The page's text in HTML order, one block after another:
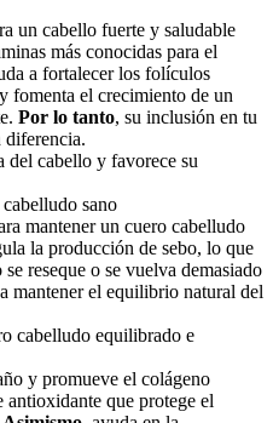
un cabello fuerte y saludable
más conocidas para el
a fortalecer los folículos
fomenta el crecimiento de un
Por lo tanto, su inclusión en tu
diferencia.
del cabello y favorece su
sano
mantener un cuero cabelludo
la producción de sebo, lo que
reseque o se vuelva demasiado
mantener el equilibrio natural del
cabelludo equilibrado e
y promueve el colágeno
que protege el